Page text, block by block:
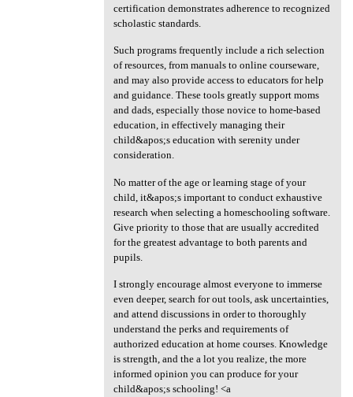
certification demonstrates adherence to recognized
scholastic standards.
Such programs frequently include a rich selection
of resources, from manuals to online courseware,
and may also provide access to educators for help
and guidance. These tools greatly support moms
and dads, especially those novice to home-based
education, in effectively managing their
child&apos;s education with serenity under
consideration.
No matter of the age or learning stage of your
child, it&apos;s important to conduct exhaustive
research when selecting a homeschooling software.
Give priority to those that are usually accredited
for the greatest advantage to both parents and
pupils.
I strongly encourage almost everyone to immerse
even deeper, search for out tools, ask uncertainties,
and attend discussions in order to thoroughly
understand the perks and requirements of
authorized education at home courses. Knowledge
is strength, and the a lot you realize, the more
informed opinion you can produce for your
child&apos;s schooling! <a